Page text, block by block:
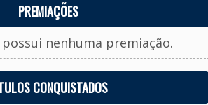
PREMIAÇÕES
nenhuma premiação.
CONQUISTADOS